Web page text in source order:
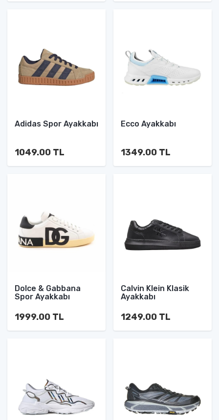
Adidas Spor Ayakkabı
1049.00 TL
Ecco Ayakkabı
1349.00 TL
Dolce & Gabbana
Spor Ayakkabı
1999.00 TL
Calvin Klein Klasik
Ayakkabı
1249.00 TL